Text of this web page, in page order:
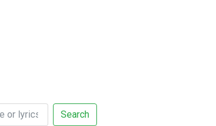
Search